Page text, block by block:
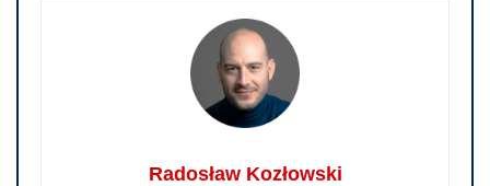
Radosław Kozłowski